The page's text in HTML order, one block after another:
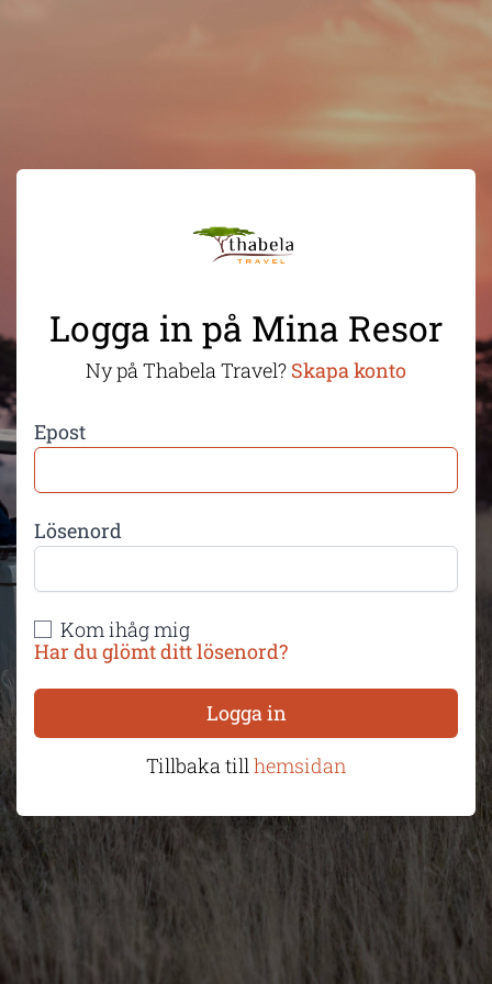
Logga in på Mina Resor
Ny på Thabela Travel? Skapa konto
Epost
Lösenord
Kom ihåg mig
Har du glömt ditt lösenord?
Logga in
Tillbaka till hemsidan